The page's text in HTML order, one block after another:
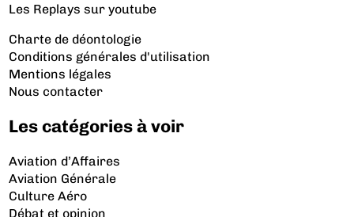
Les Replays sur youtube
Charte de déontologie
Conditions générales d'utilisation
Mentions légales
Nous contacter
Les catégories à voir
Aviation d’Affaires
Aviation Générale
Culture Aéro
Débat et opinion